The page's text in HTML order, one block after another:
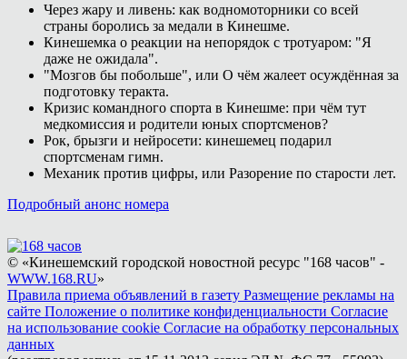
Через жару и ливень: как водномоторники со всей
страны боролись за медали в Кинешме.
Кинешемка о реакции на непорядок с тротуаром: "Я
даже не ожидала".
"Мозгов бы побольше", или О чём жалеет осуждённая за
подготовку теракта.
Кризис командного спорта в Кинешме: при чём тут
медкомиссия и родители юных спортсменов?
Рок, брызги и нейросети: кинешемец подарил
спортсменам гимн.
Механик против цифры, или Разорение по старости лет.
Подробный анонс номера
© «Кинешемский городской новостной ресурс "168 часов" -
WWW.168.RU»
Правила приема объявлений в газету Размещение рекламы на
сайте Положение о политике конфиденциальности Согласие
на использование cookie Согласие на обработку персональных
данных